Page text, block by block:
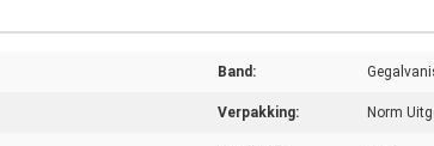
Band:
Verpakking: Norm